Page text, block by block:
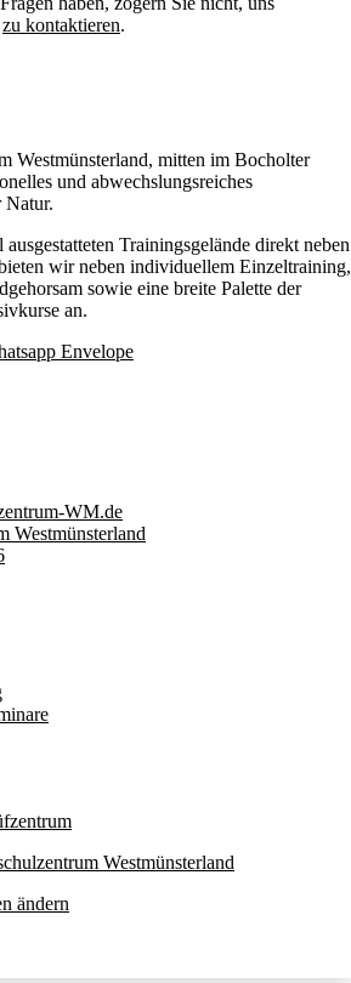
zu kontaktieren.
Westmünsterland, mitten im Bocholter
und abwechslungsreiches
Natur.
Trainingsgelände direkt neben
wir neben individuellem Einzeltraining,
sowie eine breite Palette der
an.
Envelope
WM.de
Westmünsterland
Westmünsterland
ändern